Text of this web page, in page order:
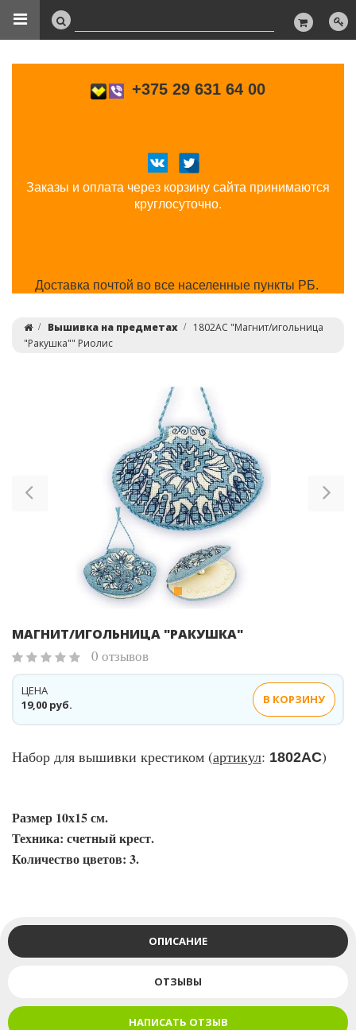
+375 29 631 64 00
Заказы и оплата через корзину сайта принимаются
круглосуточно.
Доставка почтой во все населенные пункты РБ.
Вышивка на предметах
1802АС "Магнит/игольница
"Ракушка"" Риолис
Previous
МАГНИТ/ИГОЛЬНИЦА "РАКУШКА"
0 отзывов
19,00 руб.
ЦЕНА
В КОРЗИНУ
Набор для вышивки крестиком (артикул: 1802АС)
Размер 10х15 см.
Техника: счетный крест.
Количество цветов: 3.
ОПИСАНИЕ
ОТЗЫВЫ
НАПИСАТЬ ОТЗЫВ